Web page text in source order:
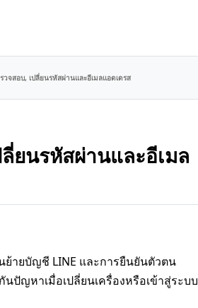
วจสอบ, เปลี่ยนรหัสผ่านและอีเมลแอดเดรส
ยนรหัสผ่านและอีเมล
ย้ายบัญชี LINE และการยืนยันตัวตน
ปัญหาเมื่อเปลี่ยนเครื่องหรือเข้าสู่ระบบ